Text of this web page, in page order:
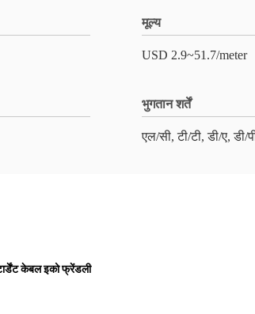
मूल्य
USD 2.9~51.7/meter
भुगतान शर्तें
एल/सी, टी/टी, डी/ए, डी/
केबल इको फ्रेंडली